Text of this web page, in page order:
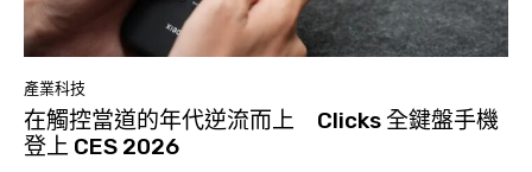
產業科技
在觸控當道的年代逆流而上 Clicks 全鍵盤手機
登上 CES 2026